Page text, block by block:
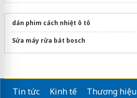
dán phim cách nhiệt ô tô
Sửa máy rửa bát bosch
Tin tức Kinh tế Thương hiệu